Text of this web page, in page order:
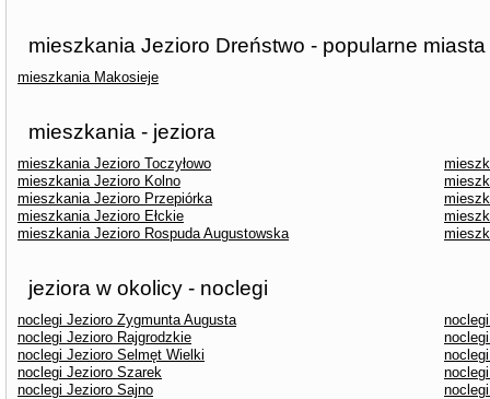
mieszkania Jezioro Dreństwo - popularne miasta
mieszkania Makosieje
mieszkania - jeziora
mieszkania Jezioro Toczyłowo
mieszkania Jezioro Kolno
mieszkania Jezioro Przepiórka
mieszkania Jezioro Ełckie
mieszkania Jezioro Rospuda Augustowska
jeziora w okolicy - noclegi
noclegi Jezioro Zygmunta Augusta
noclegi Jezioro Rajgrodzkie
noclegi Jezioro Selmęt Wielki
noclegi Jezioro Szarek
noclegi Jezioro Sajno